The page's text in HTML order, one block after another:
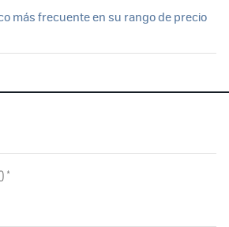
más frecuente en su rango de precio
*